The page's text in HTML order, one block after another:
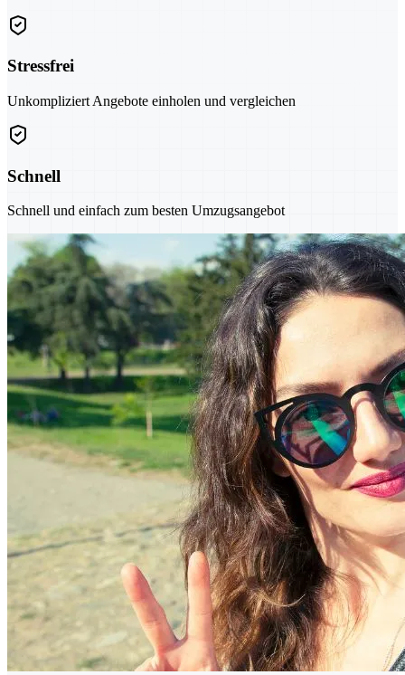
Stressfrei
Unkompliziert Angebote einholen und vergleichen
Schnell
Schnell und einfach zum besten Umzugsangebot